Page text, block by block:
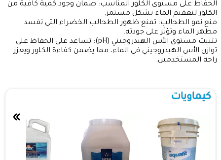
الحفاظ على مستوى الكلور المناسب: ضمان وجود كمية كافية من
الكلور لتعقيم الماء بشكل مستمر.
منع نمو الطحالب: تمنع ظهور الطحالب الخضراء التي تفسد
مظهر الماء وتؤثر على جودته.
تثبيت مستوى الأس الهيدروجيني (pH): تساعد على الحفاظ على
توازن الأس الهيدروجيني في الماء، مما يضمن كفاءة الكلور ويعزز
راحة المستخدمين.
عرض المزيد
كيماويات
»